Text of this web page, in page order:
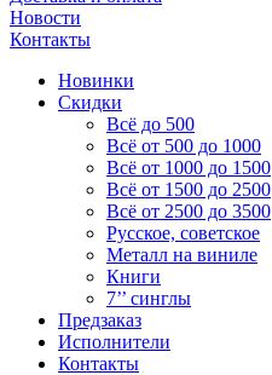
Новости
Контакты
Новинки
Скидки
Всё до 500
Всё от 500 до 1000
Всё от 1000 до 1500
Всё от 1500 до 2500
Всё от 2500 до 3500
Русское, советское
Металл на виниле
Книги
7’’ синглы
Предзаказ
Исполнители
Контакты